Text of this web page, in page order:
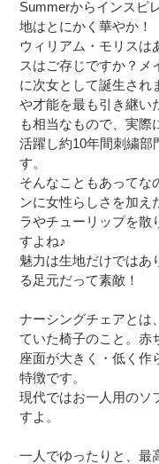
Summerからインスピ
地はとにかく華やか！
ウィリアム・モリスは
スはご存じですか？メ
に次女として誕生され
や才能を最も引き継い
も相当なもので、実際
活躍し約10年間刺繍部
す。
そんなこともあってな
ンに女性らしさを加え
ラやチューリップを散
すよね♪
魅力は生地だけではあ
る足元だって素敵！
ナーシングチェアとは
ていた椅子のこと。赤
座面が大きく・低く作
特徴です。
現代ではお一人用のソ
すよ。
一人でゆったりと、最